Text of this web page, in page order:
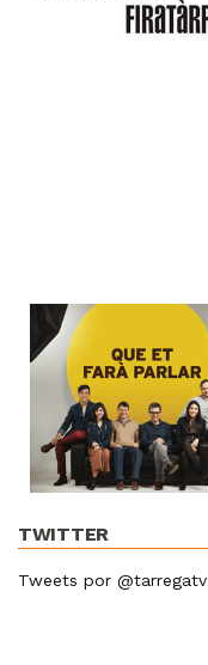
TWITTER
Tweets por @tarregatv